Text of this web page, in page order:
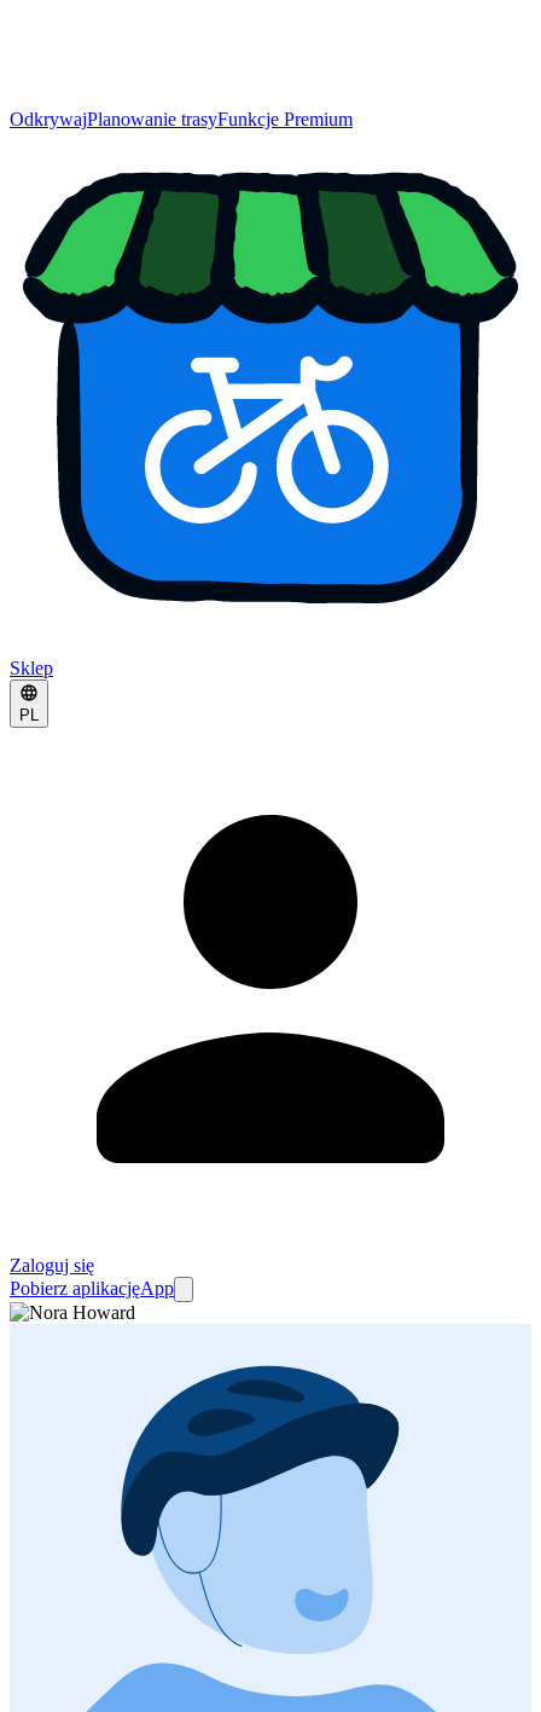
OdkrywajPlanowanie trasyFunkcje Premium
Sklep
PL
Zaloguj się
Pobierz aplikacjęApp